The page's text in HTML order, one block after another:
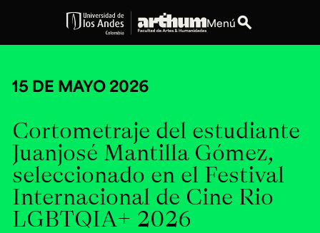
Menúsearch
Espacios expand_more
Explora ArteHum expand_more
15 DE MAYO 2026
Cortometraje del estudiante
Juanjosé Mantilla Gómez,
seleccionado en el Festival
Internacional de Cine Rio
LGBTQIA+ 2026